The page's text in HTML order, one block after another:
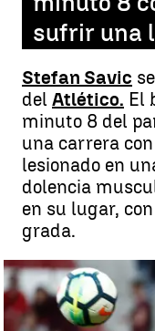
sufrir una
Stefan Savic
del Atlético. El
minuto 8 del
una carrera
lesionado en
dolencia
en su lugar,
grada.